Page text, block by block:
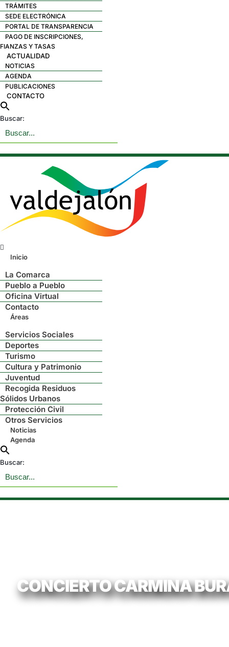
TRÁMITES
SEDE ELECTRÓNICA
PORTAL DE TRANSPARENCIA
PAGO DE INSCRIPCIONES,
FIANZAS Y TASAS
ACTUALIDAD
NOTICIAS
AGENDA
PUBLICACIONES
CONTACTO
Buscar:
Menú
Inicio
La Comarca
Pueblo a Pueblo
Oficina Virtual
Contacto
Áreas
Servicios Sociales
Deportes
Turismo
Cultura y Patrimonio
Juventud
Recogida Residuos
Sólidos Urbanos
Protección Civil
Otros Servicios
Noticias
Agenda
Buscar:
CONCIERTO CARMINA